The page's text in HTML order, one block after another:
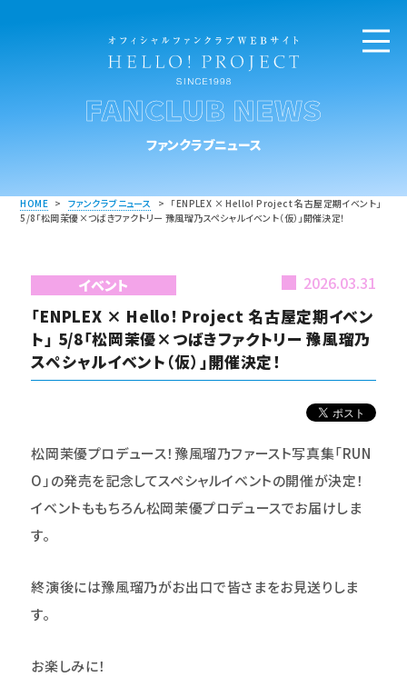
FANCLUB NEWS
ファンクラブニュース
HOME > ファンクラブニュース > 「ENPLEX × Hello! Project 名古屋定期イベント」
5/8「松岡茉優×つばきファクトリー 豫風瑠乃スペシャルイベント（仮）」開催決定！
イベント 2026.03.31
「ENPLEX × Hello! Project 名古屋定期イベン
ト」 5/8「松岡茉優×つばきファクトリー 豫風瑠乃
スペシャルイベント（仮）」開催決定！
松岡茉優プロデュース！豫風瑠乃ファースト写真集「RUN
O」の発売を記念してスペシャルイベントの開催が決定！
イベントももちろん松岡茉優プロデュースでお届けしま
す。
終演後には豫風瑠乃がお出口で皆さまをお見送りしま
す。
お楽しみに！